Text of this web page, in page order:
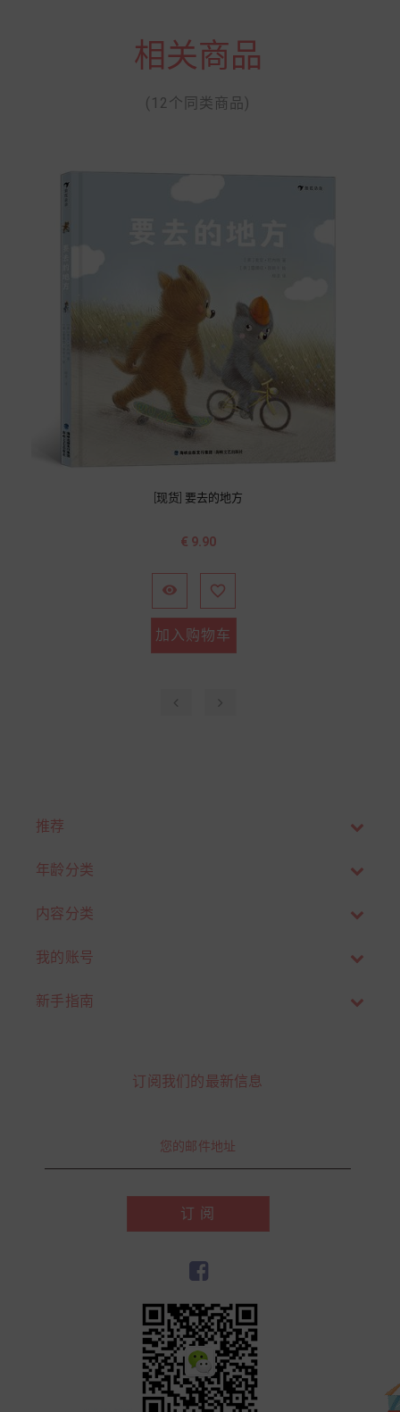
相关商品
(12个同类商品)
[现货] 要去的地方
价
€ 9.90
 
加入购物车
推荐
年龄分类
内容分类
我的账号
新手指南
订阅我们的最新信息
订 阅